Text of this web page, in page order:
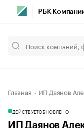
РБК
Главная ИП Даянов
ДЕЙСТВУЕТОБНОВЛЕНО
ИП Даянов